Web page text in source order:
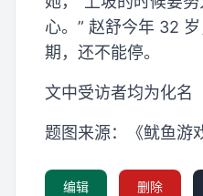
心。” 赵舒今年 32
期，还不能停。
文中受访者均为化名
题图来源：《鱿鱼游
编辑 删除